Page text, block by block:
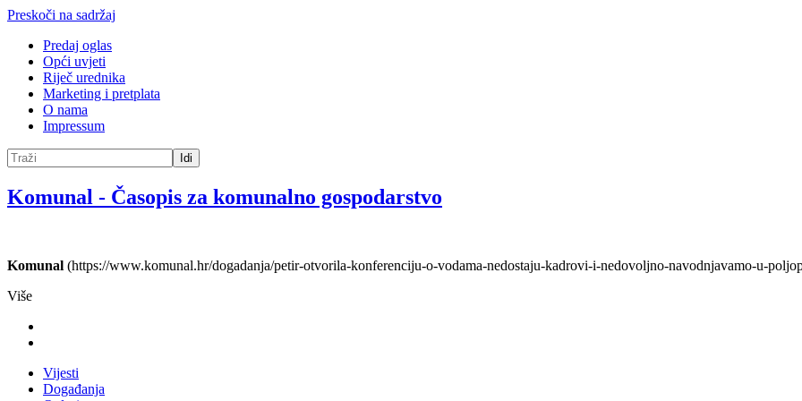
Preskoči na sadržaj
Predaj oglas
Opći uvjeti
Riječ urednika
Marketing i pretplata
O nama
Impressum
Idi
Komunal - Časopis za komunalno gospodarstvo
Komunal (https://www.komunal.hr/dogadanja/petir-otvorila-konferenciju-o-vodama-nedostaju-kadrovi-i-nedovoljno-navodnjavamo-u-
Više
Vijesti
Događanja